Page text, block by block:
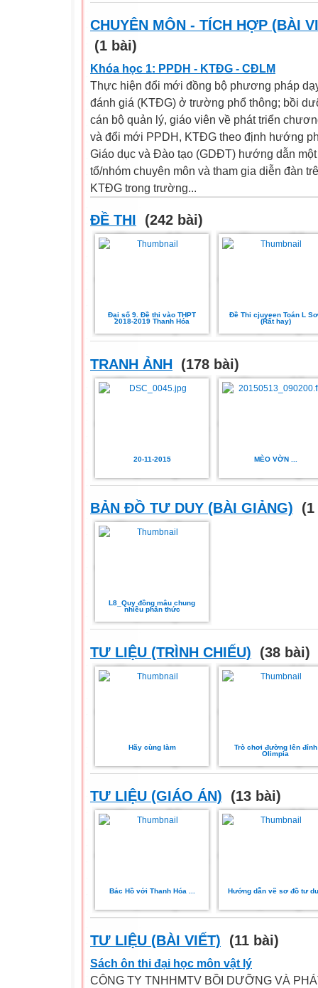
CHUYÊN MÔN - TÍCH HỢP (BÀI
(1 bài)
Khóa học 1: PPDH - KTĐG - CĐLM
Thực hiện đổi mới đồng bộ phương pháp
đánh giá (KTĐG) ở trường phổ thông; bồi
cán bộ quản lý, giáo viên về phát triển
và đổi mới PPDH, KTĐG theo định hướng
Giáo dục và Đào tạo (GDĐT) hướng dẫn
tổ/nhóm chuyên môn và tham gia diễn đàn
KTĐG trong trường...
ĐỀ THI (242 bài)
Đại số 9. Đề thi vào THPT
2018-2019 Thanh Hóa
Đề Thi cjuyeen Toán L
(Rất hay)
TRANH ẢNH (178 bài)
20-11-2015 MÈO VỜN ...
BẢN ĐỒ TƯ DUY (BÀI GIẢNG)
L8_Quy đồng mâu chung
nhiều phân thức
TƯ LIỆU (TRÌNH CHIẾU) (38 bài)
Hãy cùng làm
Trò chơi đường lên đỉnh
Olimpia
TƯ LIỆU (GIÁO ÁN) (13 bài)
Bác Hồ với Thanh Hóa ... Hướng dẫn vẽ sơ đồ tư
TƯ LIỆU (BÀI VIẾT) (11 bài)
Sách ôn thi đại học môn vật lý
CÔNG TY TNHHMTV BỒI DƯỠNG VÀ